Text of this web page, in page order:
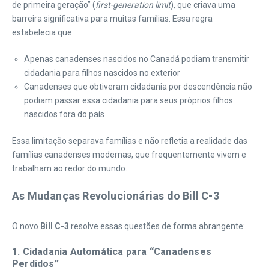
de primeira geração” (first-generation limit), que criava uma
barreira significativa para muitas famílias. Essa regra
estabelecia que:
Apenas canadenses nascidos no Canadá podiam transmitir
cidadania para filhos nascidos no exterior
Canadenses que obtiveram cidadania por descendência não
podiam passar essa cidadania para seus próprios filhos
nascidos fora do país
Essa limitação separava famílias e não refletia a realidade das
famílias canadenses modernas, que frequentemente vivem e
trabalham ao redor do mundo.
As Mudanças Revolucionárias do Bill C-3
O novo Bill C-3 resolve essas questões de forma abrangente:
1. Cidadania Automática para “Canadenses
Perdidos”